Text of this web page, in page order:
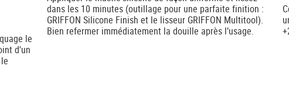
le
d'un
dans les 10 minutes (outillage pour une parfaite finition :
GRIFFON Silicone Finish et le lisseur GRIFFON Multitool).
Bien refermer immédiatement la douille après l’usage.